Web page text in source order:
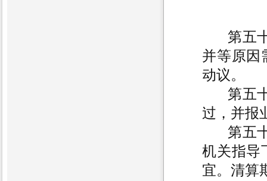
第五
并等原因
动议。
第五
过，并报
第五
机关指导
宜。清算